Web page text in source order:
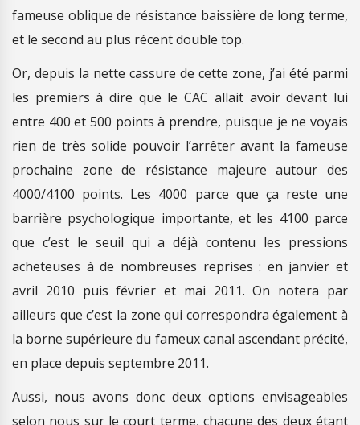
fameuse oblique de résistance baissière de long terme,
et le second au plus récent double top.
Or, depuis la nette cassure de cette zone, j’ai été parmi
les premiers à dire que le CAC allait avoir devant lui
entre 400 et 500 points à prendre, puisque je ne voyais
rien de très solide pouvoir l’arrêter avant la fameuse
prochaine zone de résistance majeure autour des
4000/4100 points. Les 4000 parce que ça reste une
barrière psychologique importante, et les 4100 parce
que c’est le seuil qui a déjà contenu les pressions
acheteuses à de nombreuses reprises : en janvier et
avril 2010 puis février et mai 2011. On notera par
ailleurs que c’est la zone qui correspondra également à
la borne supérieure du fameux canal ascendant précité,
en place depuis septembre 2011.
Aussi, nous avons donc deux options envisageables
selon nous sur le court terme, chacune des deux étant